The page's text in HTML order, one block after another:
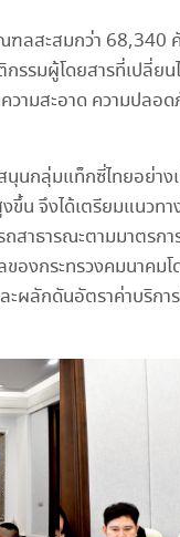
ฑลสะสมกว่า
มผู้โดยสารที่เปลี่ยน
ามสะอาด ความปลอ
นุนกลุ่มแท็กซี่ไทยอย่า
น จึงได้เตรียมแนวท
สาธารณะตามมาตร
องกระทรวงคมนาคม
ผลักดันอัตราค่าบริก